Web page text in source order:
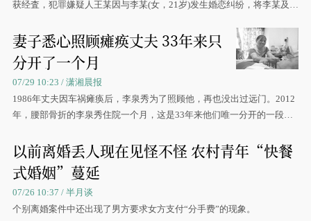
获经査，犯罪嫌疑人王某因与李某(女，21岁)发生婚恋纠纷，将李某及其
妻子悉心照顾瘫痪丈夫 33年来只
分开了一个月
07/29 10:23 / 潇湘晨报
1986年丈夫因车祸瘫痪后，李泉秀为了照顾他，再也没出过远门。2012
年，腰部骨折的李泉秀住院一个月，这是33年来他们唯一分开的一段时
以前离婚丢人现在见怪不怪 农村青年“快餐
式婚姻”蔓延
07/26 10:37 / 半月谈
个别离婚案件中还出现了男方要求女方支付“分手费”的现象。